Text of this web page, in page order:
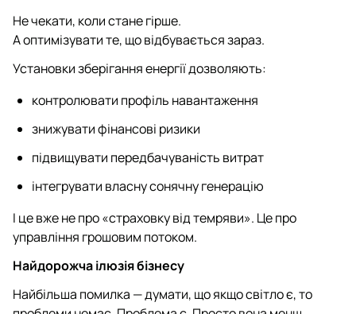
Не чекати, коли стане гірше.
А оптимізувати те, що відбувається зараз.
Установки зберігання енергії дозволяють:
контролювати профіль навантаження
знижувати фінансові ризики
підвищувати передбачуваність витрат
інтегрувати власну сонячну генерацію
І це вже не про «страховку від темряви». Це про
управління грошовим потоком.
Найдорожча ілюзія бізнесу
Найбільша помилка — думати, що якщо світло є, то